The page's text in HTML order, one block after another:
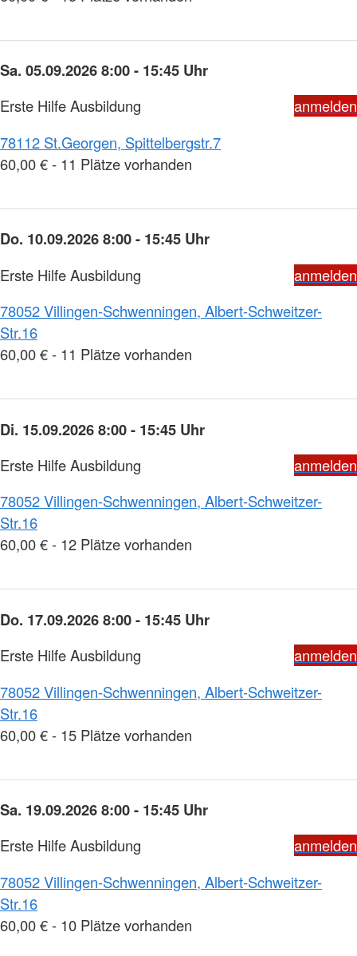
Sa. 05.09.2026 8:00 - 15:45 Uhr
Erste Hilfe Ausbildung
anmelden
78112 St.Georgen, Spittelbergstr.7
60,00 € - 11 Plätze vorhanden
Do. 10.09.2026 8:00 - 15:45 Uhr
Erste Hilfe Ausbildung
anmelden
78052 Villingen-Schwenningen, Albert-Schweitzer-
Str.16
60,00 € - 11 Plätze vorhanden
Di. 15.09.2026 8:00 - 15:45 Uhr
Erste Hilfe Ausbildung
anmelden
78052 Villingen-Schwenningen, Albert-Schweitzer-
Str.16
60,00 € - 12 Plätze vorhanden
Do. 17.09.2026 8:00 - 15:45 Uhr
Erste Hilfe Ausbildung
anmelden
78052 Villingen-Schwenningen, Albert-Schweitzer-
Str.16
60,00 € - 15 Plätze vorhanden
Sa. 19.09.2026 8:00 - 15:45 Uhr
Erste Hilfe Ausbildung
anmelden
78052 Villingen-Schwenningen, Albert-Schweitzer-
Str.16
60,00 € - 10 Plätze vorhanden